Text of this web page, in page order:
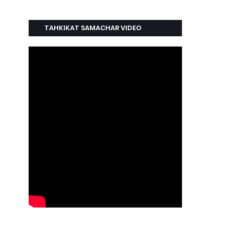
TAHKIKAT SAMACHAR VIDEO